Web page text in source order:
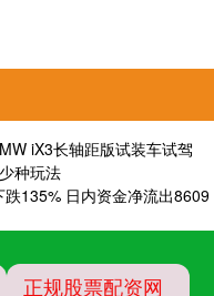
iX3长轴距版试装车试驾
种玩法
135% 日内资金净流出8609
正规股票配资网